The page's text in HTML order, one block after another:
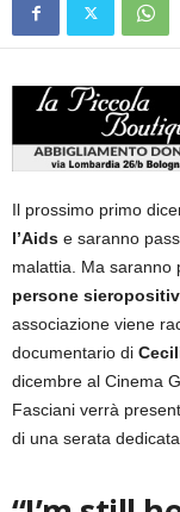
Il prossimo primo
l’Aids e saranno
malattia. Ma saranno
persone
associazione viene
documentario di
dicembre al Cinema
Fasciani verrà
di una serata